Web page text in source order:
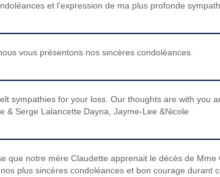
et l’expression de ma plus profonde
vous présentons nos sincères condoléances.
sympathies for your loss. Our thoughts are with you
& Serge Lalancette Dayna, Jayme-Lee &Nicole
que notre mère Claudette apprenait le décès de Mme
plus sincères condoléances et bon courage durant